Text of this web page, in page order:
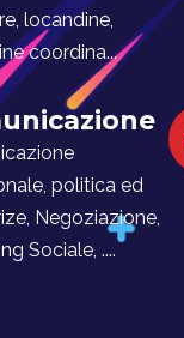
locandine,
coordina...
politica ed
Negoziazione,
Sociale, ....